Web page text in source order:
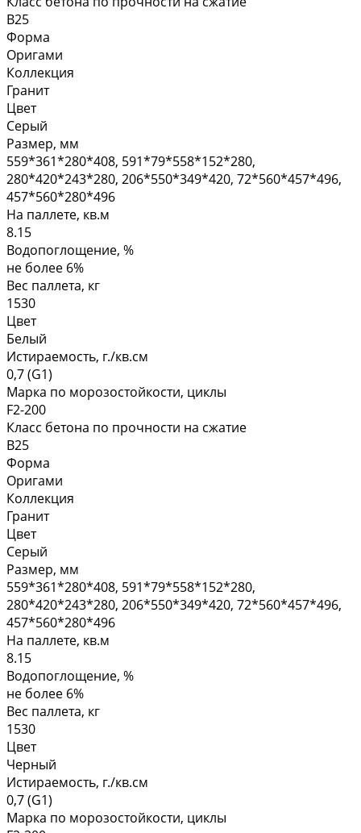
B25
Форма
Оригами
Коллекция
Гранит
Цвет
Серый
Размер, мм
559*361*280*408, 591*79*558*152*280,
280*420*243*280, 206*550*349*420, 72*560*457*496,
457*560*280*496
На паллете, кв.м
8.15
Водопоглощение, %
не более 6%
Вес паллета, кг
1530
Цвет
Белый
Истираемость, г./кв.см
0,7 (G1)
Марка по морозостойкости, циклы
F2-200
Класс бетона по прочности на сжатие
B25
Форма
Оригами
Коллекция
Гранит
Цвет
Серый
Размер, мм
559*361*280*408, 591*79*558*152*280,
280*420*243*280, 206*550*349*420, 72*560*457*496,
457*560*280*496
На паллете, кв.м
8.15
Водопоглощение, %
не более 6%
Вес паллета, кг
1530
Цвет
Черный
Истираемость, г./кв.см
0,7 (G1)
Марка по морозостойкости, циклы